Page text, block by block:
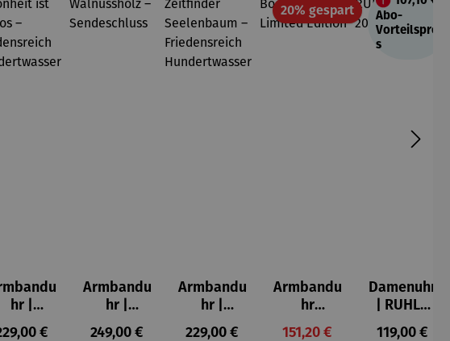
hr |
Preis:
€
Armbandu
hr |
Walnussh
Regulärer Preis:
249,00 €
Armbandu
hr |
Zeitfinder
Regulärer Preis:
229,00 €
20% gespartRabatt
Armbandu
hr
Bochum –
Verkaufspreis:
151,20 €
Abo-
Vorteilsprei
s
Damenuhr
| RUHLA
Style
Regulärer
119,00 €